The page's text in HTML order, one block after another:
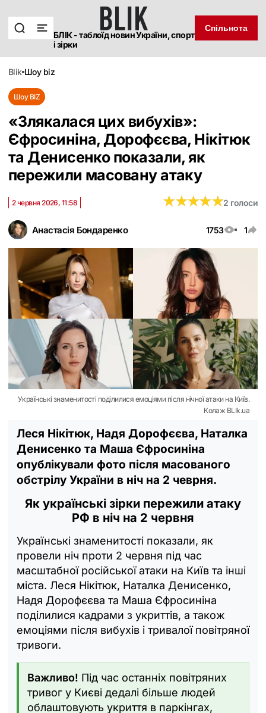
БЛІК - таблоїд новин України, спорт
і зірки
Спільнота
blik шоу biz
Шоу BIZ
«‎Злякалася цих вибухів»:
Єфросиніна, Дорофєєва, Нікітюк
та Денисенко показали, як
пережили масовану атаку
Анастасія Бондаренко 1753 1
2 червня 2026, 11:58 ★★★★★
★★★★★2 голоси
Українські знаменитості поділилися емоціями після нічної атаки на Київ.
Колаж BLIk.ua
Леся Нікітюк, Надя Дорофєєва, Наталка
Денисенко та Маша Єфросиніна
опублікували фото після масованого
обстрілу України в ніч на 2 чеврня.
Як українські зірки пережили атаку
РФ в ніч на 2 червня
Українські знаменитості показали, як
провели ніч проти 2 червня під час
масштабної російської атаки на Київ та інші
міста. Леся Нікітюк, Наталка Денисенко,
Надя Дорофєєва та Маша Єфросиніна
поділилися кадрами з укриттів, а також
емоціями після вибухів і тривалої повітряної
тривоги.
Важливо! Під час останніх повітряних
тривог у Києві дедалі більше людей
облаштовують укриття в паркінгах,